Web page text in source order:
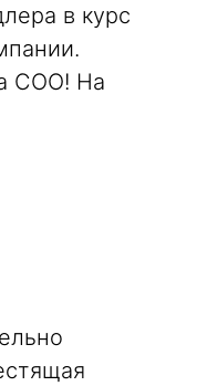
в курс
COO! На